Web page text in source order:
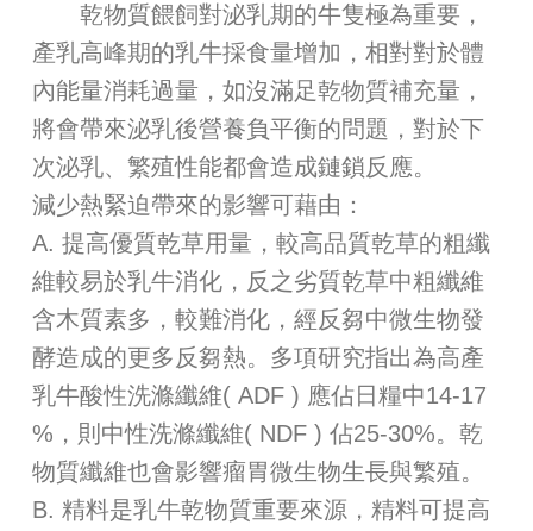
乾物質餵飼對泌乳期的牛隻極為重要，
產乳高峰期的乳牛採食量增加，相對對於體
內能量消耗過量，如沒滿足乾物質補充量，
將會帶來泌乳後營養負平衡的問題，對於下
次泌乳、繁殖性能都會造成鏈鎖反應。
減少熱緊迫帶來的影響可藉由：
A. 提高優質乾草用量，較高品質乾草的粗纖
維較易於乳牛消化，反之劣質乾草中粗纖維
含木質素多，較難消化，經反芻中微生物發
酵造成的更多反芻熱。多項研究指出為高產
乳牛酸性洗滌纖維( ADF ) 應佔日糧中14-17
%，則中性洗滌纖維( NDF ) 佔25-30%。乾
物質纖維也會影響瘤胃微生物生長與繁殖。
B. 精料是乳牛乾物質重要來源，精料可提高